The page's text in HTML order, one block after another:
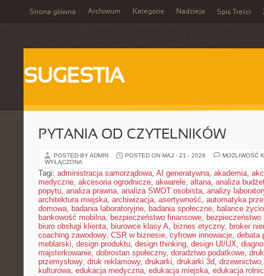
Strona główna Archiwum Kategorie Nadzieja Spis Treści
SUGESTIA
PYTANIA OD CZYTELNIKÓW
POSTED BY ADMIN POSTED ON MAJ - 21 - 2026
MOŻLIWOŚĆ
WYŁĄCZONA
Tagi: administracja samorządowa, AI generatywna, akademia,
medyczne, akcesoria ogrodnicze, akwarele, altana, analiza
popytu, analiza prawna, analiza SWOT osobista, analizy
architektura miejska, archiwizacja, asertywność, automatyka
domowa, badania laboratoryjne, badania społeczne, balance
bankowość mobilna, bezpieczeństwo finansowe, bezpieczeństwo
biuro obsługi klienta, biurowce klasy A, biznes etyczny, broker
coaching zawodowy, CSR w biznesie, cyfrowe innowacje, debata
meblarski, design produktu, design thinking, design UI/UX,
majsterkowanie, dobrostan społeczny, doradztwo podatkowe,
przemysłowy, druk reklamowy, drukarki, drukarki 3d, drzewnictwo
kulturowa, edukacja medyczna, edukacja miejska, edukacja